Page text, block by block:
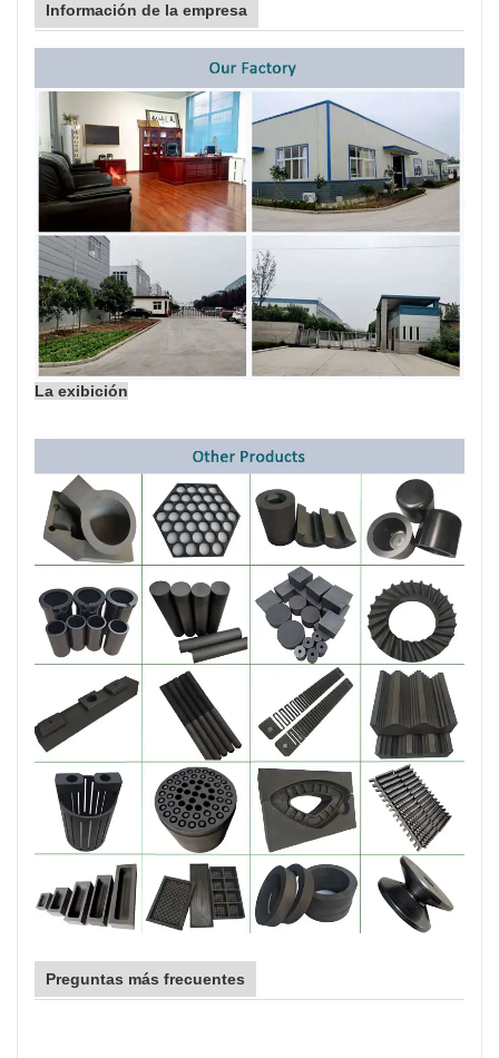
Información de la empresa
La exibición
Preguntas más frecuentes